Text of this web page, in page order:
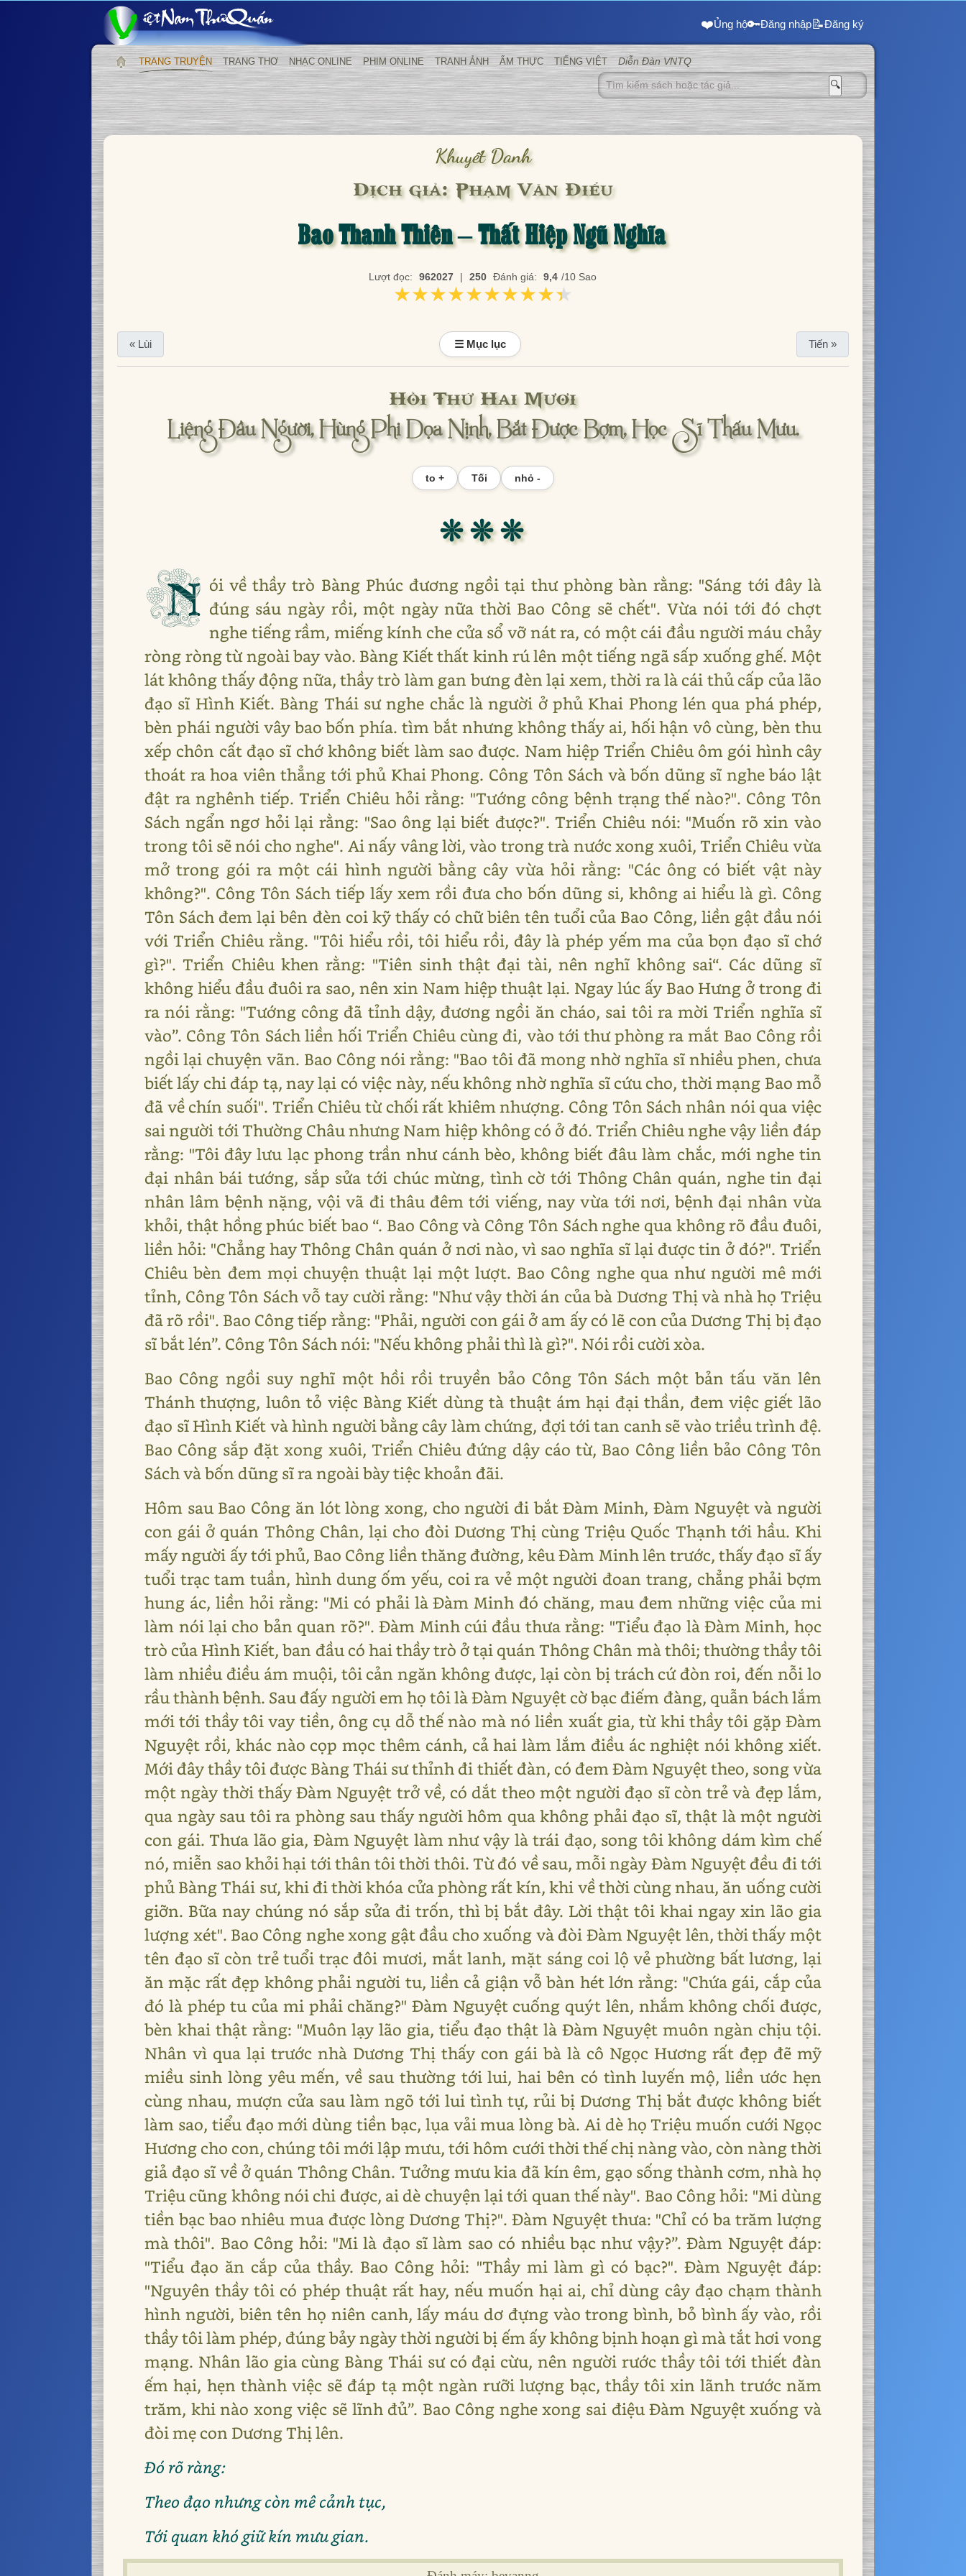
❤️Ủng hộ🔑Đăng nhập📝Đăng ký
TRANG TRUYỆN TRANG THƠ NHẠC ONLINE PHIM ONLINE TRANH ẢNH ẨM THỰC TIẾNG VIỆT Diễn Đàn VNTQ
🔍
Khuyết Danh
Dịch giả: Phạm Văn Điểu
Bao Thanh Thiên – Thất Hiệp Ngũ Nghĩa
Lượt đọc: 962027 | 250 Đánh giá: 9,4 /10 Sao
★★★★★★★★★★
★★★★★★★★★★
« Lùi ☰ Mục lục Tiến »
Hồi Thứ Hai Mươi
Liệng Đầu Người, Hùng Phi Dọa Nịnh, Bắt Được Bợm, Học Sĩ Thấu Mưu.
to + Tối nhỏ -
❊ ❊ ❊
N ói về thầy trò Bàng Phúc đương ngồi tại thư phòng bàn rằng: "Sáng tới đây là
đúng sáu ngày rồi, một ngày nữa thời Bao Công sẽ chết". Vừa nói tới đó chợt
nghe tiếng rầm, miếng kính che cửa sổ vỡ nát ra, có một cái đầu người máu chảy
ròng ròng từ ngoài bay vào. Bàng Kiết thất kinh rú lên một tiếng ngã sấp xuống ghế. Một
lát không thấy động nữa, thầy trò làm gan bưng đèn lại xem, thời ra là cái thủ cấp của lão
đạo sĩ Hình Kiết. Bàng Thái sư nghe chắc là người ở phủ Khai Phong lén qua phá phép,
bèn phái người vây bao bốn phía. tìm bắt nhưng không thấy ai, hối hận vô cùng, bèn thu
xếp chôn cất đạo sĩ chớ không biết làm sao được. Nam hiệp Triển Chiêu ôm gói hình cây
thoát ra hoa viên thẳng tới phủ Khai Phong. Công Tôn Sách và bốn dũng sĩ nghe báo lật
đật ra nghênh tiếp. Triển Chiêu hỏi rằng: "Tướng công bệnh trạng thế nào?". Công Tôn
Sách ngẩn ngơ hỏi lại rằng: "Sao ông lại biết được?". Triển Chiêu nói: "Muốn rõ xin vào
trong tôi sẽ nói cho nghe". Ai nấy vâng lời, vào trong trà nước xong xuôi, Triển Chiêu vừa
mở trong gói ra một cái hình người bằng cây vừa hỏi rằng: "Các ông có biết vật này
không?". Công Tôn Sách tiếp lấy xem rồi đưa cho bốn dũng si, không ai hiểu là gì. Công
Tôn Sách đem lại bên đèn coi kỹ thấy có chữ biên tên tuổi của Bao Công, liền gật đầu nói
với Triển Chiêu rằng. "Tôi hiểu rồi, tôi hiểu rồi, đây là phép yếm ma của bọn đạo sĩ chớ
gì?". Triển Chiêu khen rằng: "Tiên sinh thật đại tài, nên nghĩ không sai“. Các dũng sĩ
không hiểu đầu đuôi ra sao, nên xin Nam hiệp thuật lại. Ngay lúc ấy Bao Hưng ở trong đi
ra nói rằng: "Tướng công đã tỉnh dậy, đương ngồi ăn cháo, sai tôi ra mời Triển nghĩa sĩ
vào”. Công Tôn Sách liền hối Triển Chiêu cùng đi, vào tới thư phòng ra mắt Bao Công rồi
ngồi lại chuyện vãn. Bao Công nói rằng: "Bao tôi đã mong nhờ nghĩa sĩ nhiều phen, chưa
biết lấy chi đáp tạ, nay lại có việc này, nếu không nhờ nghĩa sĩ cứu cho, thời mạng Bao mỗ
đã về chín suối". Triển Chiêu từ chối rất khiêm nhượng. Công Tôn Sách nhân nói qua việc
sai người tới Thường Châu nhưng Nam hiệp không có ở đó. Triển Chiêu nghe vậy liền đáp
rằng: "Tôi đây lưu lạc phong trần như cánh bèo, không biết đâu làm chắc, mới nghe tin
đại nhân bái tướng, sắp sửa tới chúc mừng, tình cờ tới Thông Chân quán, nghe tin đại
nhân lâm bệnh nặng, vội vã đi thâu đêm tới viếng, nay vừa tới nơi, bệnh đại nhân vừa
khỏi, thật hồng phúc biết bao “. Bao Công và Công Tôn Sách nghe qua không rõ đầu đuôi,
liền hỏi: "Chẳng hay Thông Chân quán ở nơi nào, vì sao nghĩa sĩ lại được tin ở đó?". Triển
Chiêu bèn đem mọi chuyện thuật lại một lượt. Bao Công nghe qua như người mê mới
tỉnh, Công Tôn Sách vỗ tay cười rằng: "Như vậy thời án của bà Dương Thị và nhà họ Triệu
đã rõ rồi". Bao Công tiếp rằng: "Phải, người con gái ở am ấy có lẽ con của Dương Thị bị đạo
sĩ bắt lén”. Công Tôn Sách nói: "Nếu không phải thì là gì?". Nói rồi cười xòa.
Bao Công ngồi suy nghĩ một hồi rồi truyền bảo Công Tôn Sách một bản tấu văn lên
Thánh thượng, luôn tỏ việc Bàng Kiết dùng tà thuật ám hại đại thần, đem việc giết lão
đạo sĩ Hình Kiết và hình người bằng cây làm chứng, đợi tới tan canh sẽ vào triều trình đệ.
Bao Công sắp đặt xong xuôi, Triển Chiêu đứng dậy cáo từ, Bao Công liền bảo Công Tôn
Sách và bốn dũng sĩ ra ngoài bày tiệc khoản đãi.
Hôm sau Bao Công ăn lót lòng xong, cho người đi bắt Đàm Minh, Đàm Nguyệt và người
con gái ở quán Thông Chân, lại cho đòi Dương Thị cùng Triệu Quốc Thạnh tới hầu. Khi
mấy người ấy tới phủ, Bao Công liền thăng đường, kêu Đàm Minh lên trước, thấy đạo sĩ ấy
tuổi trạc tam tuần, hình dung ốm yếu, coi ra vẻ một người đoan trang, chẳng phải bợm
hung ác, liền hỏi rằng: "Mi có phải là Đàm Minh đó chăng, mau đem những việc của mi
làm nói lại cho bản quan rõ?". Đàm Minh cúi đầu thưa rằng: "Tiểu đạo là Đàm Minh, học
trò của Hình Kiết, ban đầu có hai thầy trò ở tại quán Thông Chân mà thôi; thường thầy tôi
làm nhiều điều ám muội, tôi cản ngăn không được, lại còn bị trách cứ đòn roi, đến nỗi lo
rầu thành bệnh. Sau đấy người em họ tôi là Đàm Nguyệt cờ bạc điếm đàng, quẫn bách lắm
mới tới thầy tôi vay tiền, ông cụ dỗ thế nào mà nó liền xuất gia, từ khi thầy tôi gặp Đàm
Nguyệt rồi, khác nào cọp mọc thêm cánh, cả hai làm lắm điều ác nghiệt nói không xiết.
Mới đây thầy tôi được Bàng Thái sư thỉnh đi thiết đàn, có đem Đàm Nguyệt theo, song vừa
một ngày thời thấy Đàm Nguyệt trở về, có dắt theo một người đạo sĩ còn trẻ và đẹp lắm,
qua ngày sau tôi ra phòng sau thấy người hôm qua không phải đạo sĩ, thật là một người
con gái. Thưa lão gia, Đàm Nguyệt làm như vậy là trái đạo, song tôi không dám kìm chế
nó, miễn sao khỏi hại tới thân tôi thời thôi. Từ đó về sau, mỗi ngày Đàm Nguyệt đều đi tới
phủ Bàng Thái sư, khi đi thời khóa cửa phòng rất kín, khi về thời cùng nhau, ăn uống cười
giỡn. Bữa nay chúng nó sắp sửa đi trốn, thì bị bắt đây. Lời thật tôi khai ngay xin lão gia
lượng xét". Bao Công nghe xong gật đầu cho xuống và đòi Đàm Nguyệt lên, thời thấy một
tên đạo sĩ còn trẻ tuổi trạc đôi mươi, mắt lanh, mặt sáng coi lộ vẻ phường bất lương, lại
ăn mặc rất đẹp không phải người tu, liền cả giận vỗ bàn hét lớn rằng: "Chứa gái, cắp của
đó là phép tu của mi phải chăng?" Đàm Nguyệt cuống quýt lên, nhắm không chối được,
bèn khai thật rằng: "Muôn lạy lão gia, tiểu đạo thật là Đàm Nguyệt muôn ngàn chịu tội.
Nhân vì qua lại trước nhà Dương Thị thấy con gái bà là cô Ngọc Hương rất đẹp đẽ mỹ
miều sinh lòng yêu mến, về sau thường tới lui, hai bên có tình luyến mộ, liền ước hẹn
cùng nhau, mượn cửa sau làm ngõ tới lui tình tự, rủi bị Dương Thị bắt được không biết
làm sao, tiểu đạo mới dùng tiền bạc, lụa vải mua lòng bà. Ai dè họ Triệu muốn cưới Ngọc
Hương cho con, chúng tôi mới lập mưu, tới hôm cưới thời thế chị nàng vào, còn nàng thời
giả đạo sĩ về ở quán Thông Chân. Tưởng mưu kia đã kín êm, gạo sống thành cơm, nhà họ
Triệu cũng không nói chi được, ai dè chuyện lại tới quan thế này". Bao Công hỏi: "Mi dùng
tiền bạc bao nhiêu mua được lòng Dương Thị?". Đàm Nguyệt thưa: "Chỉ có ba trăm lượng
mà thôi". Bao Công hỏi: "Mi là đạo sĩ làm sao có nhiều bạc như vậy?”. Đàm Nguyệt đáp:
"Tiểu đạo ăn cắp của thầy. Bao Công hỏi: "Thầy mi làm gì có bạc?". Đàm Nguyệt đáp:
"Nguyên thầy tôi có phép thuật rất hay, nếu muốn hại ai, chỉ dùng cây đạo chạm thành
hình người, biên tên họ niên canh, lấy máu dơ đựng vào trong bình, bỏ bình ấy vào, rồi
thầy tôi làm phép, đúng bảy ngày thời người bị ếm ấy không bịnh hoạn gì mà tắt hơi vong
mạng. Nhân lão gia cùng Bàng Thái sư có đại cừu, nên người rước thầy tôi tới thiết đàn
ếm hại, hẹn thành việc sẽ đáp tạ một ngàn rưỡi lượng bạc, thầy tôi xin lãnh trước năm
trăm, khi nào xong việc sẽ lĩnh đủ”. Bao Công nghe xong sai điệu Đàm Nguyệt xuống và
đòi mẹ con Dương Thị lên.
Đó rõ ràng:
Theo đạo nhưng còn mê cảnh tục,
Tới quan khó giữ kín mưu gian.